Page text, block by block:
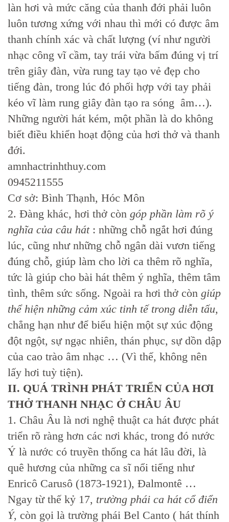
làn hơi và mức căng của thanh đới phải luôn
luôn tương xứng với nhau thì mới có được âm
thanh chính xác và chất lượng (ví như người
nhạc công vĩ cầm, tay trái vừa bấm đúng vị trí
trên giây đàn, vừa rung tay tạo vẻ đẹp cho
tiếng đàn, trong lúc đó phối hợp với tay phải
kéo vĩ làm rung giây đàn tạo ra sóng âm…).
Những người hát kém, một phần là do không
biết điều khiển hoạt động của hơi thở và thanh
đới.
amnhactrinhthuy.com
0945211555
Cơ sở: Bình Thạnh, Hóc Môn
2. Đàng khác, hơi thở còn góp phần làm rõ ý
nghĩa của câu hát: những chỗ ngắt hơi đúng
lúc, cũng như những chỗ ngân dài vươn tiếng
đúng chỗ, giúp làm cho lời ca thêm rõ nghĩa,
tức là giúp cho bài hát thêm ý nghĩa, thêm tâm
tình, thêm sức sống. Ngoài ra hơi thở còn giúp
thể hiện những cảm xúc tinh tế trong diễn tấu,
chẳng hạn như để biểu hiện một sự xúc động
đột ngột, sự ngạc nhiên, thán phục, sự dồn dập
của cao trào âm nhạc … (Vì thế, không nên
lấy hơi tuỳ tiện).
II. QUÁ TRÌNH PHÁT TRIỂN CỦA HƠI
THỞ THANH NHẠC Ở CHÂU ÂU
1. Châu Âu là nơi nghệ thuật ca hát được phát
triển rõ ràng hơn các nơi khác, trong đó nước
Ý là nước có truyền thống ca hát lâu đời, là
quê hương của những ca sĩ nổi tiếng như
Enricô Carusô (1873-1921), Đalmontê …
Ngay từ thế kỷ 17, trường phái ca hát cổ điển
Ý, còn gọi là trường phái Bel Canto ( hát thính